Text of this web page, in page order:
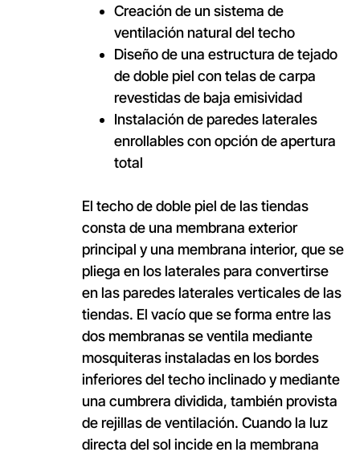
Creación de un sistema de
ventilación natural del techo
Diseño de una estructura de tejado
de doble piel con telas de carpa
revestidas de baja emisividad
Instalación de paredes laterales
enrollables con opción de apertura
total
El techo de doble piel de las tiendas
consta de una membrana exterior
principal y una membrana interior, que se
pliega en los laterales para convertirse
en las paredes laterales verticales de las
tiendas. El vacío que se forma entre las
dos membranas se ventila mediante
mosquiteras instaladas en los bordes
inferiores del techo inclinado y mediante
una cumbrera dividida, también provista
de rejillas de ventilación. Cuando la luz
directa del sol incide en la membrana